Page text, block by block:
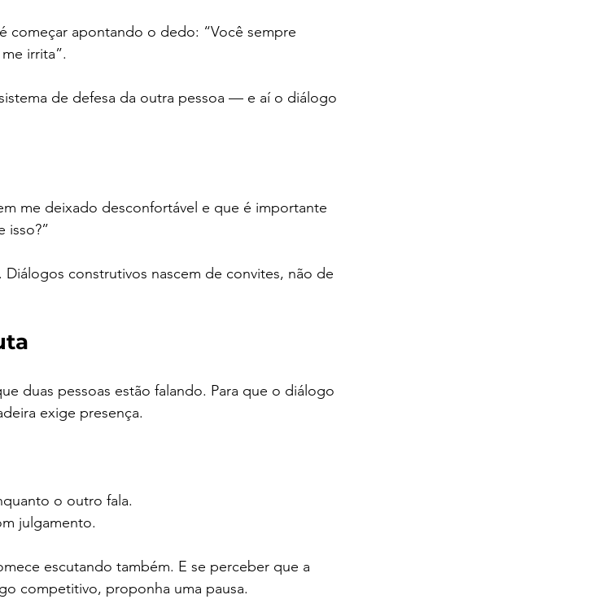
começar apontando o dedo: “Você sempre
irrita”.
de defesa da outra pessoa — e aí o diálogo
me deixado desconfortável e que é importante
isso?”
construtivos nascem de convites, não de
duas pessoas estão falando. Para que o diálogo
exige presença.
o outro fala.
julgamento.
escutando também. E se perceber que a
competitivo, proponha uma pausa.